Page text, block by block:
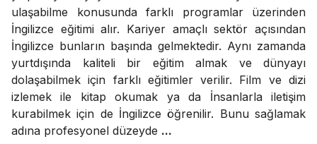
ulaşabilme konusunda farklı programlar üzerinden
İngilizce eğitimi alır. Kariyer amaçlı sektör açısından
İngilizce bunların başında gelmektedir. Aynı zamanda
yurtdışında kaliteli bir eğitim almak ve dünyayı
dolaşabilmek için farklı eğitimler verilir. Film ve dizi
izlemek ile kitap okumak ya da İnsanlarla iletişim
kurabilmek için de İngilizce öğrenilir. Bunu sağlamak
adına profesyonel düzeyde ...